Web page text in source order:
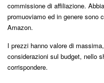
commissione di affiliazione.
promuoviamo ed in genere sono
Amazon.
I prezzi hanno valore di
considerazioni sul budget, nello
corrispondere.